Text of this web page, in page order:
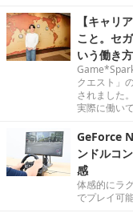
【キャリ
こと。セ
いう働き方
クエスト」
されました
実際に働い
GeForce
ンドルコ
感
体感的にラ
でプレイ可